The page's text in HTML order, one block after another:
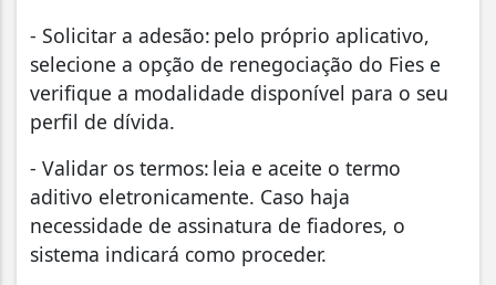
- Solicitar a adesão: pelo próprio aplicativo,
selecione a opção de renegociação do Fies e
verifique a modalidade disponível para o seu
perfil de dívida.
- Validar os termos: leia e aceite o termo
aditivo eletronicamente. Caso haja
necessidade de assinatura de fiadores, o
sistema indicará como proceder.